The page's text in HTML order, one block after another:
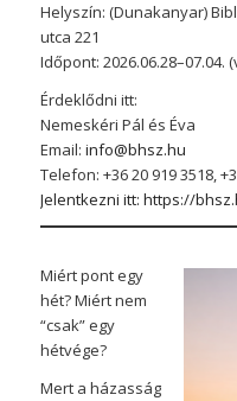
Helyszín: (Dunakanyar)
utca 221
Időpont:
Érdeklődni itt:
Nemeskéri Pál és Éva
Email: info@bhsz.hu
Telefon: +36 20 919 3518,
Jelentkezni itt: https://
Miért pont egy
hét? Miért nem
“csak” egy
hétvége?
Mert a házasság